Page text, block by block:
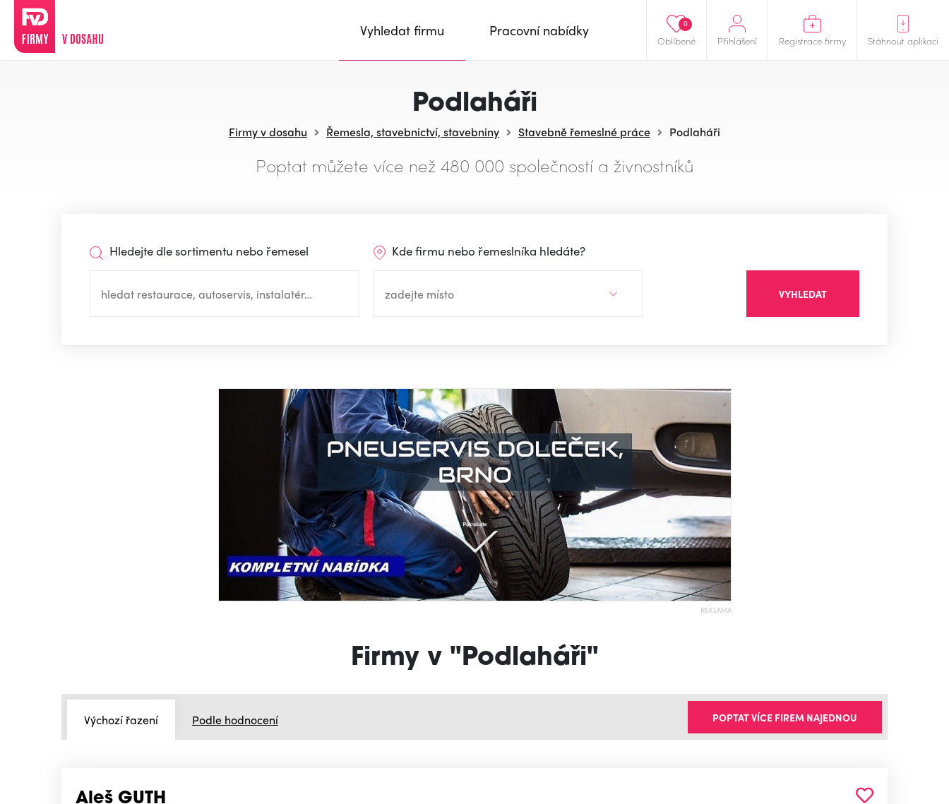
Oblíbené
0
Přihlášení Registrace firmy Stáhnout aplikaci
Vyhledat firmu Pracovní nabídky
Podlaháři
Firmy v dosahu Řemesla, stavebnictví, stavebniny Stavebně řemeslné práce Podlaháři
Poptat můžete více než 480 000 společností a živnostníků
Hledejte dle sortimentu nebo řemesel Kde firmu nebo řemeslníka hledáte?
VYHLEDAT
REKLAMA
Firmy v "Podlaháři"
Výchozí řazení Podle hodnocení POPTAT VÍCE FIREM NAJEDNOU
Aleš GUTH